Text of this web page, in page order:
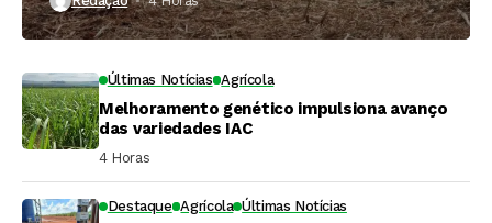
Últimas Notícias Agrícola
Melhoramento genético impulsiona avanço
das variedades IAC
4 Horas ⁮
Destaque Agrícola Últimas Notícias